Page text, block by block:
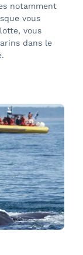
notamment
vous
vous
dans le